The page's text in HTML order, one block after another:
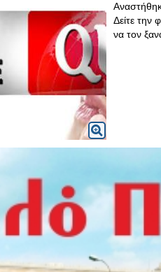
Δείτε την
να τον